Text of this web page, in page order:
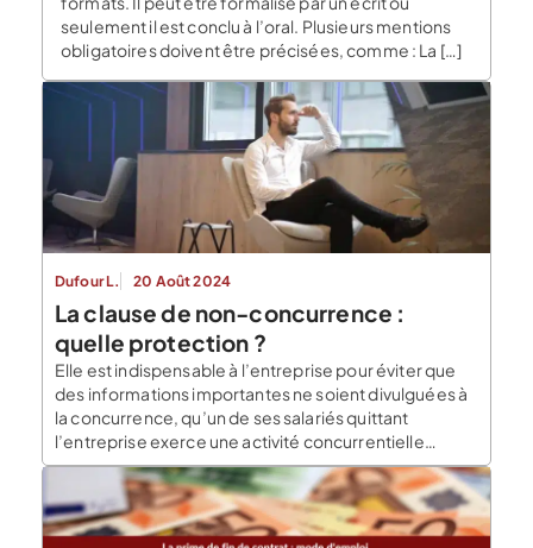
seulement il est conclu à l’oral. Plusieurs mentions
obligatoires doivent être précisées, comme : La […]
Dufour L. 20 Août 2024
La clause de non-concurrence :
quelle protection ?
Elle est indispensable à l’entreprise pour éviter que
des informations importantes ne soient divulguées à
la concurrence, qu’un de ses salariés quittant
l’entreprise exerce une activité concurrentielle
préjudiciable à l’entreprise. Dans quels cas la clause
de non-concurrence est-elle applicable et comment
la rédiger ? Comment la jurisprudence définit la
clause de non-concurrence ? « Une clause de […]